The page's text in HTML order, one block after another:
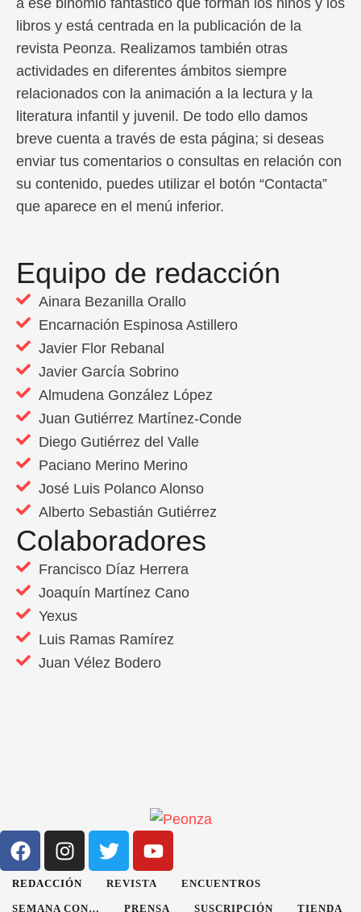
a ese binomio fantástico que forman los niños y los
libros y está centrada en la publicación de la
revista Peonza. Realizamos también otras
actividades en diferentes ámbitos siempre
relacionados con la animación a la lectura y la
literatura infantil y juvenil. De todo ello damos
breve cuenta a través de esta página; si deseas
enviar tus comentarios o consultas en relación con
su contenido, puedes utilizar el botón “Contacta”
que aparece en el menú inferior.
Equipo de redacción
Ainara Bezanilla Orallo
Encarnación Espinosa Astillero
Javier Flor Rebanal
Javier García Sobrino
Almudena González López
Juan Gutiérrez Martínez-Conde
Diego Gutiérrez del Valle
Paciano Merino Merino
José Luis Polanco Alonso
Alberto Sebastián Gutiérrez
Colaboradores
Francisco Díaz Herrera
Joaquín Martínez Cano
Yexus
Luis Ramas Ramírez
Juan Vélez Bodero
REDACCIÓN REVISTA ENCUENTROS
SEMANA CON… PRENSA SUSCRIPCIÓN TIENDA